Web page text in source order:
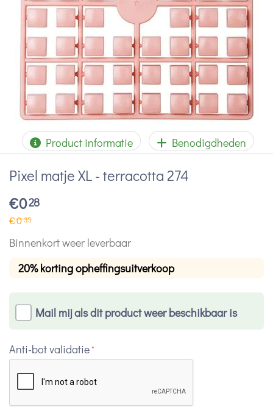
Product informatie Benodigdheden
Pixel matje XL - terracotta 274
€028
€035
Binnenkort weer leverbaar
20% korting opheffingsuitverkoop
Mail mij als dit product weer beschikbaar is
Anti-bot validatie